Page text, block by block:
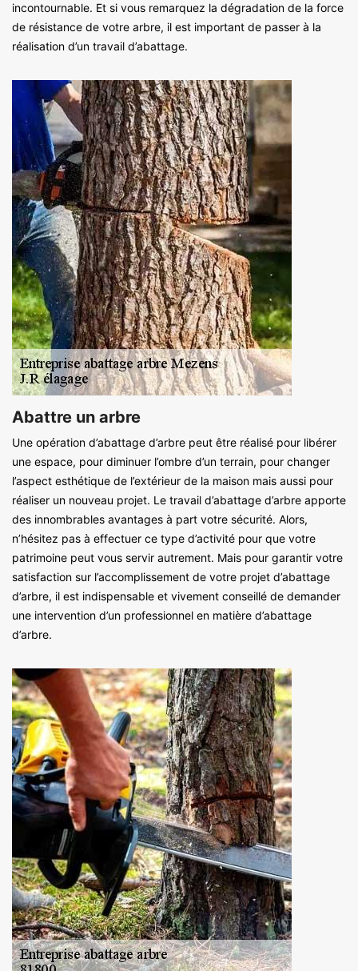
incontournable. Et si vous remarquez la dégradation de la force
de résistance de votre arbre, il est important de passer à la
réalisation d’un travail d’abattage.
Abattre un arbre
Une opération d’abattage d’arbre peut être réalisé pour libérer
une espace, pour diminuer l’ombre d’un terrain, pour changer
l’aspect esthétique de l’extérieur de la maison mais aussi pour
réaliser un nouveau projet. Le travail d’abattage d’arbre apporte
des innombrables avantages à part votre sécurité. Alors,
n’hésitez pas à effectuer ce type d’activité pour que votre
patrimoine peut vous servir autrement. Mais pour garantir votre
satisfaction sur l’accomplissement de votre projet d’abattage
d’arbre, il est indispensable et vivement conseillé de demander
une intervention d’un professionnel en matière d’abattage
d’arbre.